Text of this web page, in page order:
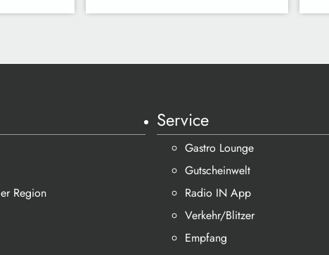
Region
Service
Gastro Lounge
Gutscheinwelt
Radio IN App
Verkehr/Blitzer
Empfang